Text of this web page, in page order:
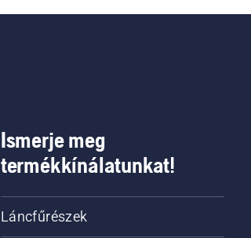
Ismerje meg
termékkínálatunkat!
Láncfűrészek